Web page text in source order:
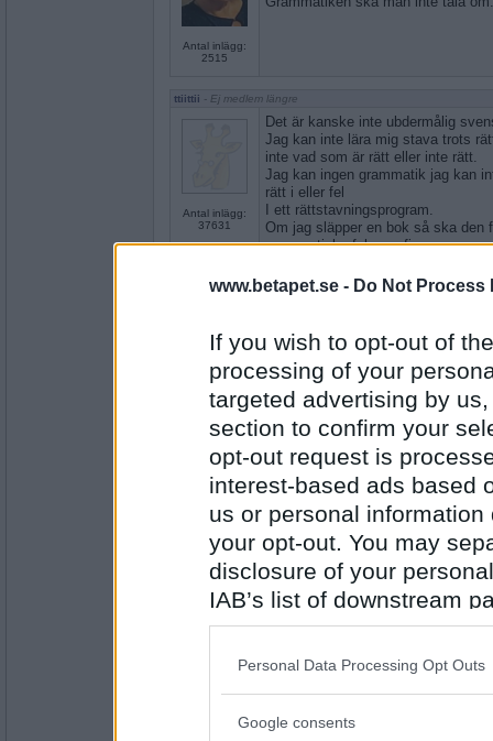
www.betapet.se - Do Not Process
If you wish to opt-out of
processing of your
targeted advertising by
section to confirm your
opt-out request is
interest-based ads based
us or personal
your opt-out. You may
disclosure of your
IAB’s list of downstream
also be disclosed by us
Downstream Participants
Please note that this
Personal Data Processing Opt Outs
Google consents
Antal inlägg:
2515
ttiittii - Ej medlem längre
Antal inlägg:
37631
Det är kanske inte ubdermålig
Jag kan inte lära mig stava trots
inte vad som är rätt eller inte rätt.
Jag kan ingen grammatik jag kan
rätt i eller fel
I ett rättstavningsprogram.
Om jag släpper en bok så ska den
grammatiska fel som fins .
Dom traglade nästan livet ur mig
Men jag förstår ordet oxo väldigt
Antal inlägg:
2515
ttiittii Det var inte dyslektikerna jag
att mycket av slarvet med vårt
människor. Den som har en god
skolan behöver inte göra de här
Prissäkningar på en procent. Bla
Minibitt, håller helt med. Varken